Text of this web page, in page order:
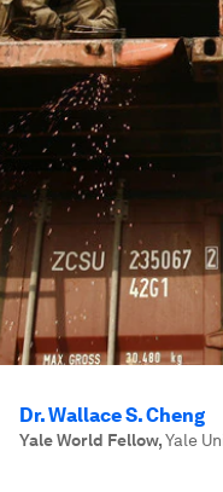
Dr. Wallace S. Cheng
Yale World Fellow,Yale